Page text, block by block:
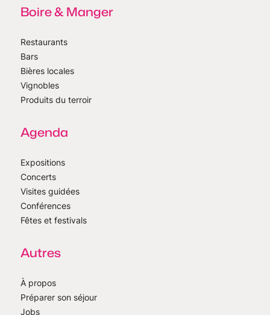
Boire & Manger
Restaurants
Bars
Bières locales
Vignobles
Produits du terroir
Agenda
Expositions
Concerts
Visites guidées
Conférences
Fêtes et festivals
Autres
À propos
Préparer son séjour
Jobs